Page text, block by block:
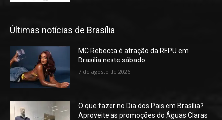
Últimas notícias de Brasília
MC Rebecca é atração da REPU em
Brasília neste sábado
7 de agosto de 2026
O que fazer no Dia dos Pais em Brasília?
Aproveite as promoções do Águas Claras